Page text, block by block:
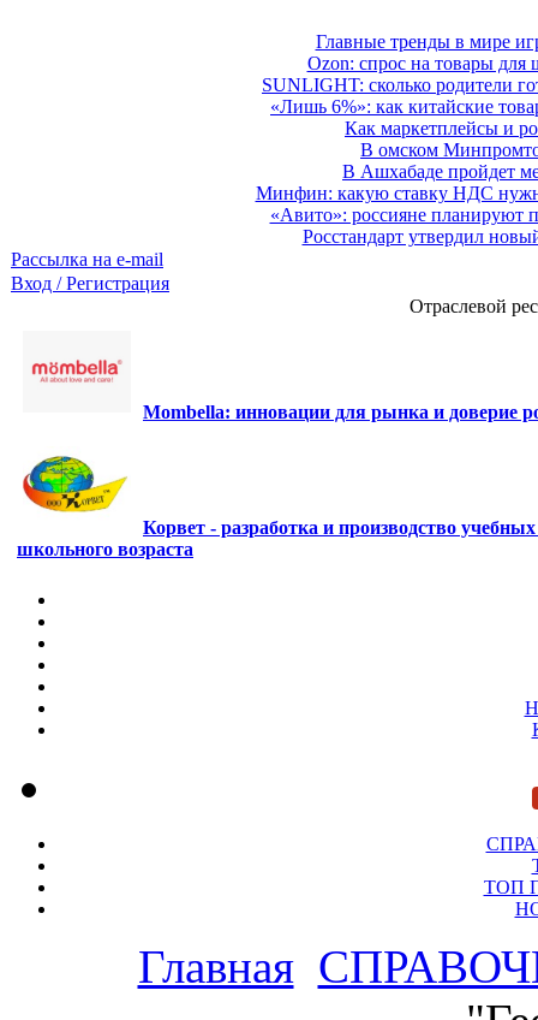
Главные тренды в мире
Ozon: спрос на товары для
SUNLIGHT: сколько родители
«Лишь 6%»: как китайские
Как маркетплейсы и
В омском
В Ашхабаде пройдет
Минфин: какую ставку НДС
«Авито»: россияне планируют
Росстандарт утвердил
Рассылка на e-mail
Вход / Регистрация
Отраслевой
Mombella: инновации для рынка и доверие
Корвет - разработка и производство
школьного возраста
ТОП
Главная